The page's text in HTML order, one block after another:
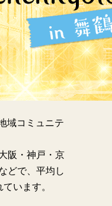
域コミュニテ
阪・神戸・京
どで、平均し
います。